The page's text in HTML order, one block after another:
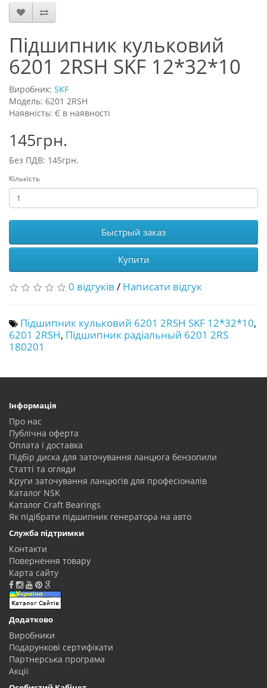
Підшипник кульковий
6201 2RSH SKF 12*32*10
Виробник: SKF
Модель: 6201 2RSH
Наявність: Є в наявності
145грн.
Без ПДВ: 145грн.
Кількість
Быстрый заказ
Купити
0 відгуків / Написати відгук
Підшипник кульковий 6201 2RSH SKF 12*32*10,
6201 2RSH, Підшипник радіальный 6201 2RS
180201
Інформація
Про нас
Публічна оферта
Оплата і доставка
Підбір диска для заточування ланцюга бензопили
Статті та огляди
Круги заточування ланцюгів для професіоналів
Каталог NSK
Каталог Craft Bearings
Як підібрати підшипник генератора на авто
Служба підтримки
Контакти
Повернення товару
Карта сайту
Додатково
Виробники
Подарункові сертифікати
Партнерська програма
Акції